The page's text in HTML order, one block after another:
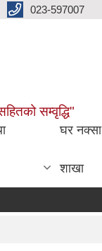
023-597007
सम्वृद्धि"
घर नक्सा
शाखा